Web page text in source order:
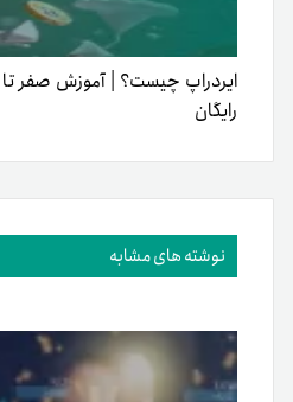
ایردراپ چیست؟ | آموزش صفر تا
رایگان
نوشته های مشابه